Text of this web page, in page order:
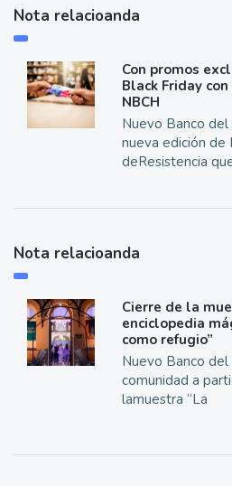
Nota relacioanda
Con promos
Black Friday
NBCH
Nuevo Banco del
nueva edición de
deResistencia
Nota relacioanda
Cierre de la
enciclopedia
como refugio”
Nuevo Banco del
comunidad a
lamuestra “La